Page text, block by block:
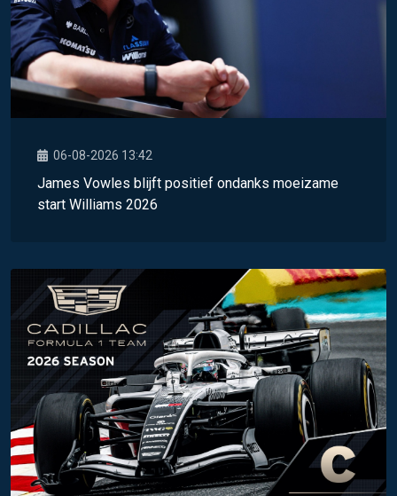
06-08-2026 13:42
James Vowles blijft positief ondanks moeizame
start Williams 2026